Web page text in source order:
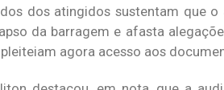
dos atingidos sustentam que
da barragem e afasta
agora acesso aos